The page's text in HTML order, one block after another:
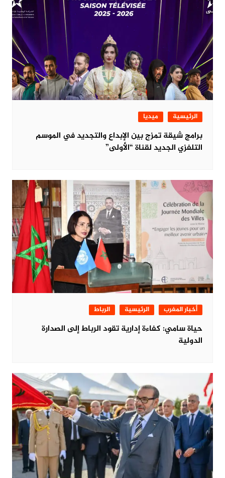
الرئيسية ميديا
برامج شيقة تمزج بين الإبداع والتجديد في الموسم
التلفزي الجديد لقناة “الأولى”
أخبار المغرب الرئيسية الرباط
حياة سامي: كفاءة إدارية تقود الرباط إلى الصدارة
الدولية